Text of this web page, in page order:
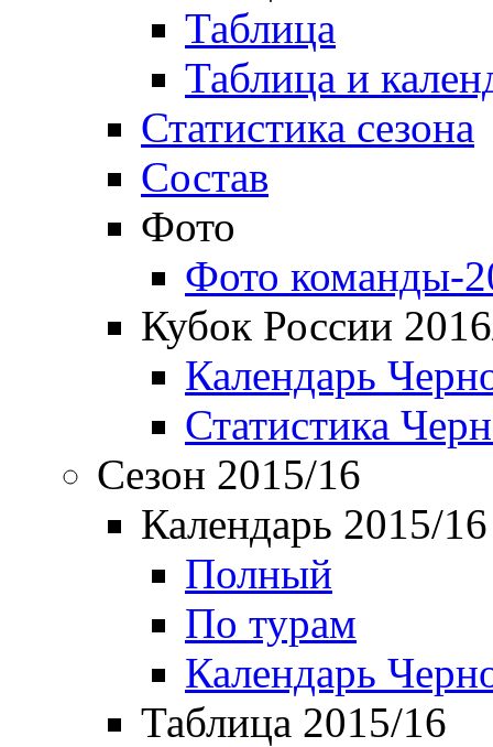
Таблица
Таблица и
Статистика сезона
Состав
Фото
Фото команды-
Кубок России
Календарь
Статистика
Сезон 2015/16
Календарь 2015/16
Полный
По турам
Календарь
Таблица 2015/16